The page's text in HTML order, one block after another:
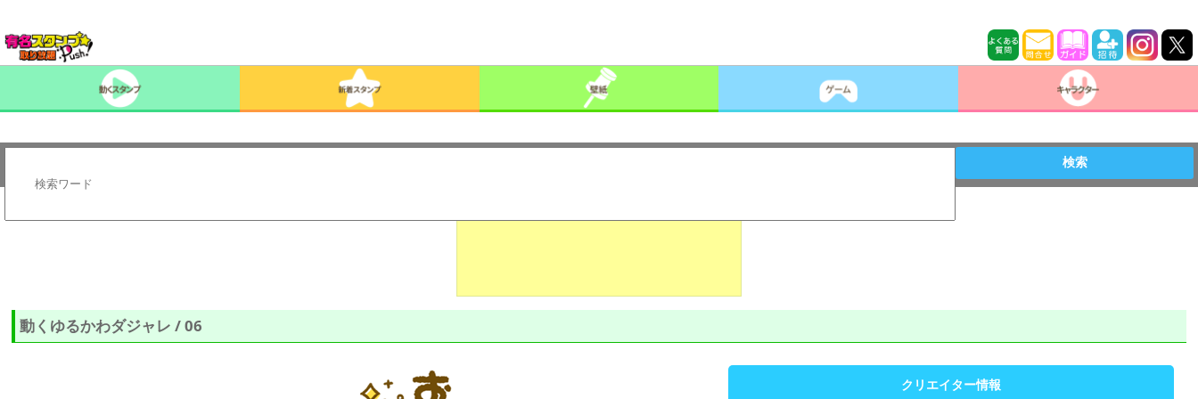
検索
動くゆるかわダジャレ / 06
クリエイター情報